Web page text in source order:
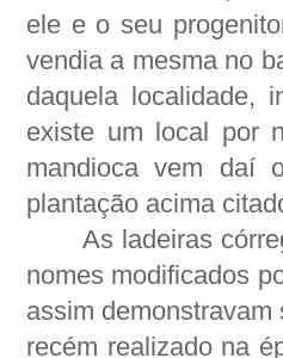
ele e o seu
vendia a mesma no
daquela localidade,
existe um local por
mandioca vem daí
plantação acima
As ladeiras
nomes modificados
assim
recém realizado na